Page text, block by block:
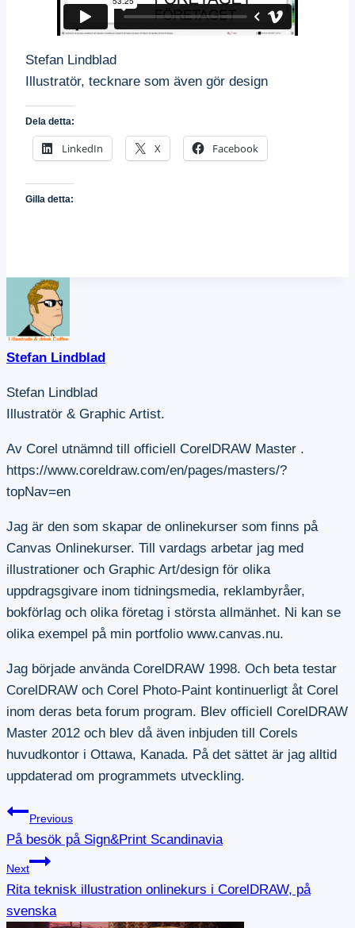
Stefan Lindblad
Illustratör, tecknare som även gör design
Dela detta:
LinkedIn X Facebook
Gilla detta:
Stefan Lindblad
Stefan Lindblad
Illustratör & Graphic Artist.
Av Corel utnämnd till officiell CorelDRAW Master .
https://www.coreldraw.com/en/pages/masters/?
topNav=en
Jag är den som skapar de onlinekurser som finns på
Canvas Onlinekurser. Till vardags arbetar jag med
illustrationer och Graphic Art/design för olika
uppdragsgivare inom tidningsmedia, reklambyråer,
bokförlag och olika företag i största allmänhet. Ni kan se
olika exempel på min portfolio www.canvas.nu.
Jag började använda CorelDRAW 1998. Och beta testar
CorelDRAW och Corel Photo-Paint kontinuerligt åt Corel
inom deras beta forum program. Blev officiell CorelDRAW
Master 2012 och blev då även inbjuden till Corels
huvudkontor i Ottawa, Kanada. På det sättet är jag alltid
uppdaterad om programmets utveckling.
Inläggsnavigering
Previous
På besök på Sign&Print Scandinavia
Next
Rita teknisk illustration onlinekurs i CorelDRAW, på
svenska